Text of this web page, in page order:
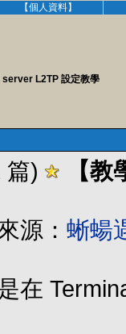
【個人資料】
server L2TP 設定教學
篇) 【
源： 蜥蝪
在